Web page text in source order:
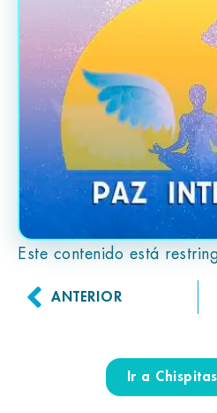
Este contenido está
ANTERIOR
Ir a